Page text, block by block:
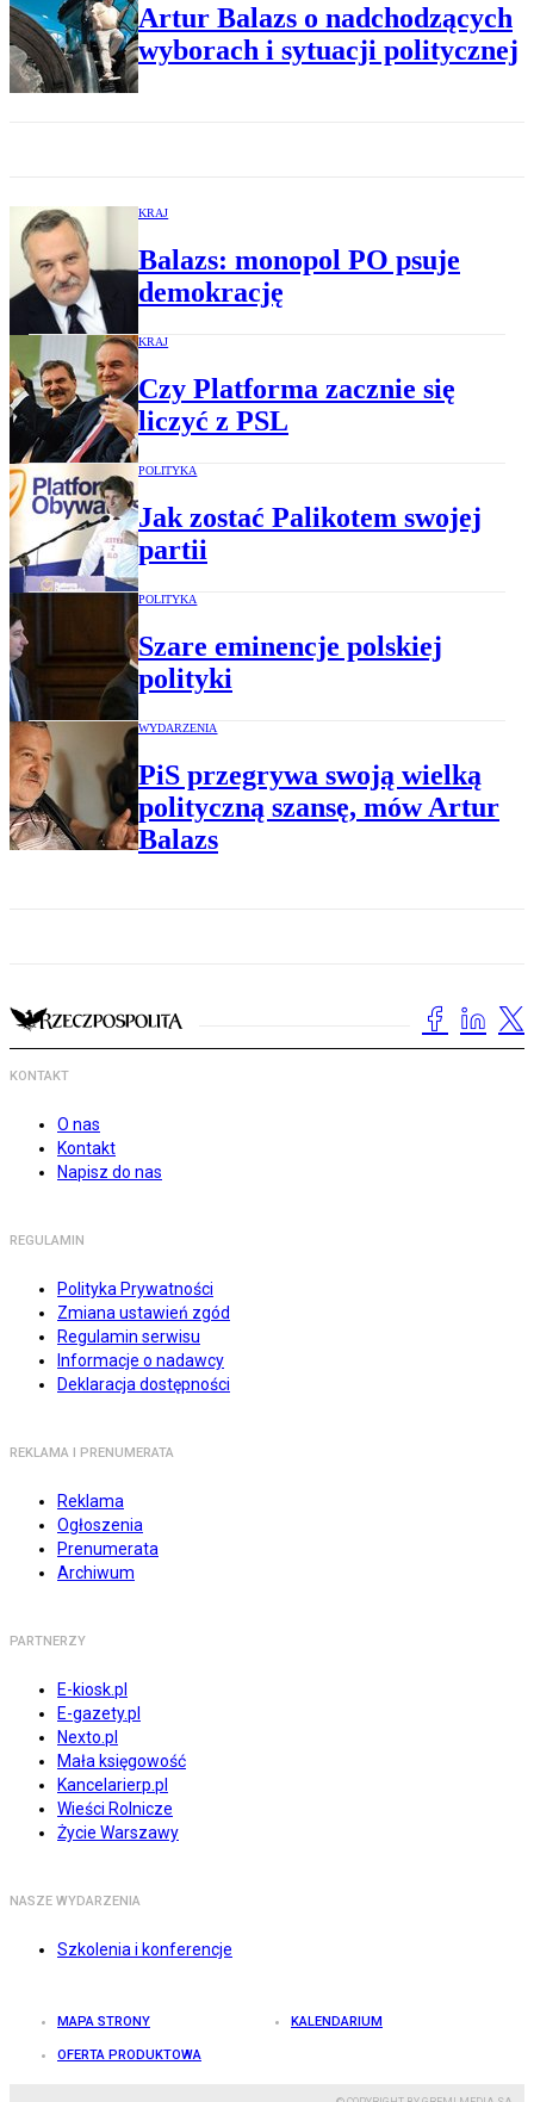
Artur Balazs o nadchodzących
wyborach i sytuacji politycznej
KRAJ
Balazs: monopol PO psuje
demokrację
KRAJ
Czy Platforma zacznie się
liczyć z PSL
POLITYKA
Jak zostać Palikotem swojej
partii
POLITYKA
Szare eminencje polskiej
polityki
WYDARZENIA
PiS przegrywa swoją wielką
polityczną szansę, mów Artur
Balazs
KONTAKT
O nas
Kontakt
Napisz do nas
REGULAMIN
Polityka Prywatności
Zmiana ustawień zgód
Regulamin serwisu
Informacje o nadawcy
Deklaracja dostępności
REKLAMA I PRENUMERATA
Reklama
Ogłoszenia
Prenumerata
Archiwum
PARTNERZY
E-kiosk.pl
E-gazety.pl
Nexto.pl
Mała księgowość
Kancelarierp.pl
Wieści Rolnicze
Życie Warszawy
NASZE WYDARZENIA
Szkolenia i konferencje
MAPA STRONY KALENDARIUM
OFERTA PRODUKTOWA